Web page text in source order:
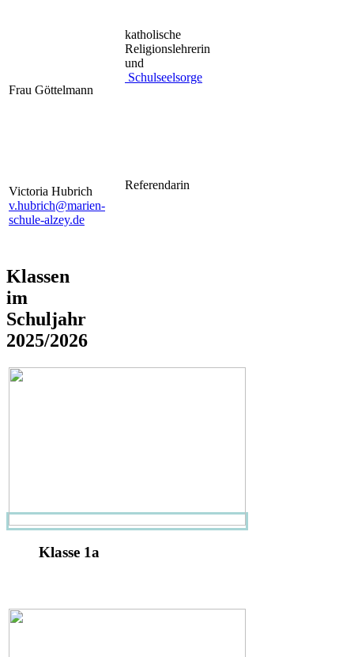
Frau Göttelmann
katholische
Religionslehrerin
und
Schulseelsorge
Victoria Hubrich
v.hubrich@marien-
schule-alzey.de
Referendarin
Klassen
im
Schuljahr
2025/2026
Klasse 1a